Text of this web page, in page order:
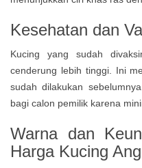
Kesehatan dan
Kucing yang sudah
cenderung lebih tinggi. Ini
sudah dilakukan
bagi calon pemilik karena
Warna dan
Harga Kucing